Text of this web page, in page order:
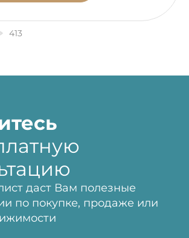
413
даст Вам полезные
по покупке, продаже или